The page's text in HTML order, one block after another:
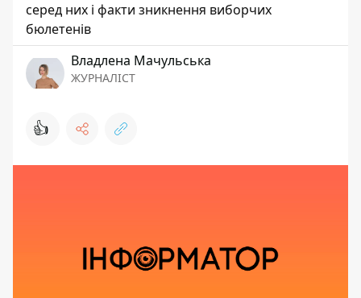
серед них і факти зникнення виборчих
бюлетенів
Владлена Мачульська
ЖУРНАЛІСТ
👍